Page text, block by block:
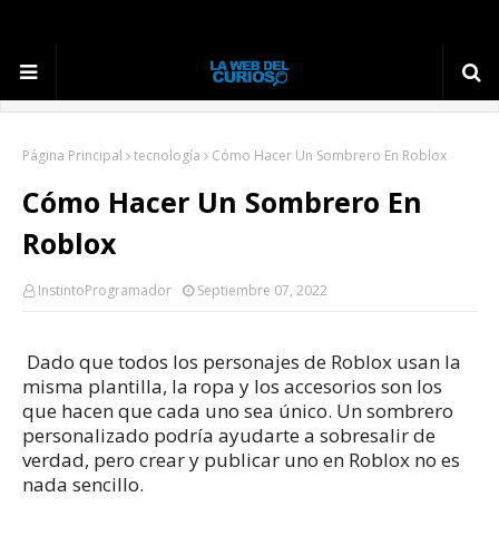
Página Principal tecnología Cómo Hacer Un Sombrero En Roblox
Cómo Hacer Un Sombrero En
Roblox
InstintoProgramador Septiembre 07, 2022
Dado que todos los personajes de Roblox usan la
misma plantilla, la ropa y los accesorios son los
que hacen que cada uno sea único. Un sombrero
personalizado podría ayudarte a sobresalir de
verdad, pero crear y publicar uno en Roblox no es
nada sencillo.